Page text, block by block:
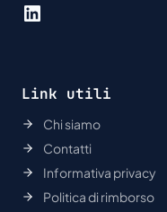
LinkedIn
Link utili
Chi siamo
Contatti
Informativa privacy
Politica di rimborso